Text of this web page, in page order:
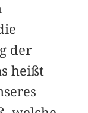
der
heißt